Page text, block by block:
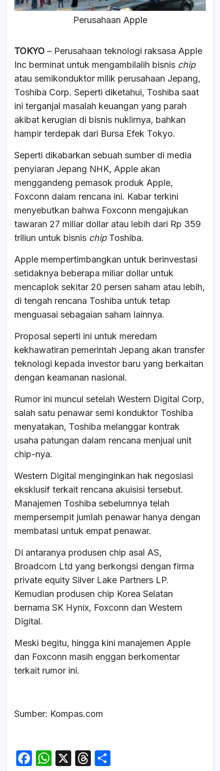
k
Perusahaan Apple
TOKYO – Perusahaan teknologi raksasa Apple
Inc berminat untuk mengambilalih bisnis chip
atau semikonduktor milik perusahaan Jepang,
Toshiba Corp. Seperti diketahui, Toshiba saat
ini terganjal masalah keuangan yang parah
akibat kerugian di bisnis nuklirnya, bahkan
hampir terdepak dari Bursa Efek Tokyo.
Seperti dikabarkan sebuah sumber di media
penyiaran Jepang NHK, Apple akan
menggandeng pemasok produk Apple,
Foxconn dalam rencana ini. Kabar terkini
menyebutkan bahwa Foxconn mengajukan
tawaran 27 miliar dollar atau lebih dari Rp 359
triliun untuk bisnis chipToshiba.
Apple mempertimbangkan untuk berinvestasi
setidaknya beberapa miliar dollar untuk
mencaplok sekitar 20 persen saham atau lebih,
di tengah rencana Toshiba untuk tetap
menguasai sebagaian saham lainnya.
Proposal seperti ini untuk meredam
kekhawatiran pemerintah Jepang akan transfer
teknologi kepada investor baru yang berkaitan
dengan keamanan nasional.
Rumor ini muncul setelah Western Digital Corp,
salah satu penawar semi konduktor Toshiba
menyatakan, Toshiba melanggar kontrak
usaha patungan dalam rencana menjual unit
chip-nya.
Western Digital menginginkan hak negosiasi
eksklusif terkait rencana akuisisi tersebut.
Manajemen Toshiba sebelumnya telah
mempersempit jumlah penawar hanya dengan
membatasi untuk empat penawar.
Di antaranya produsen chip asal AS,
Broadcom Ltd yang berkongsi dengan firma
private equity Silver Lake Partners LP.
Kemudian produsen chip Korea Selatan
bernama SK Hynix, Foxconn dan Western
Digital.
Meski begitu, hingga kini manajemen Apple
dan Foxconn masih enggan berkomentar
terkait rumor ini.
Sumber: Kompas.com
F
W X
T